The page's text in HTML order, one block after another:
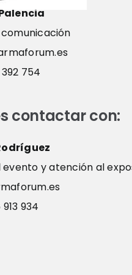
754
contactar con:
y atención al
934